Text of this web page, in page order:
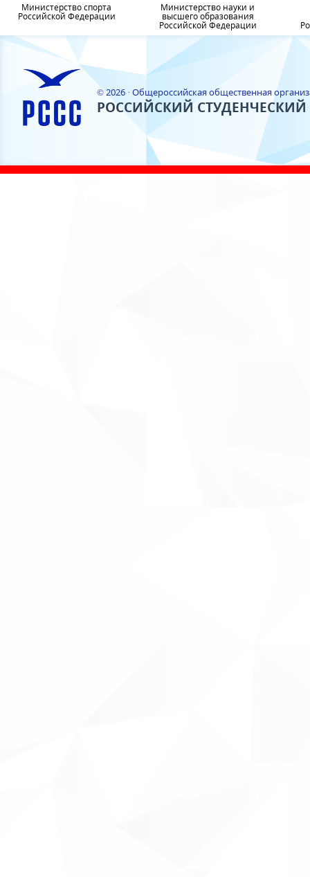
Министерство спорта
Российской Федерации
Министерство науки и
высшего образования
Российской Федерации
© 2026 · Общероссийская общественная
РОССИЙСКИЙ